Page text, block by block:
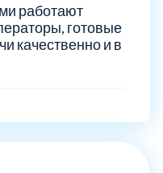
работают
готовые
качественно и в